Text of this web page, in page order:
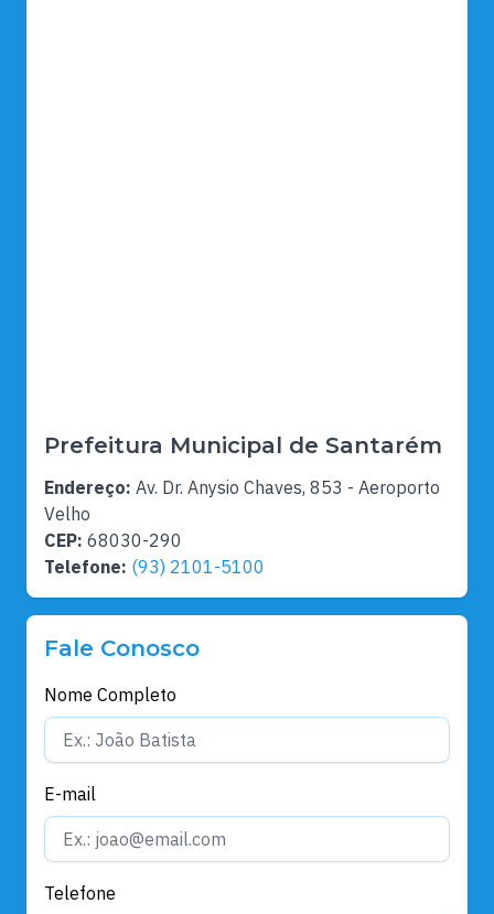
Prefeitura Municipal de Santarém
Endereço: Av. Dr. Anysio Chaves, 853 - Aeroporto
Velho
CEP: 68030-290
Telefone: (93) 2101-5100
Fale Conosco
Nome Completo
E-mail
Telefone